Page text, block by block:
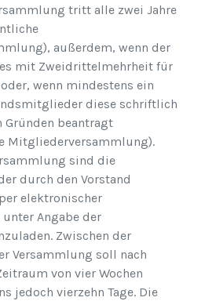
tritt alle zwei Jahre
außerdem, wenn der
mit Zweidrittelmehrheit für
wenn mindestens ein
diese schriftlich
Gründen beantragt
Mitgliederversammlung).
sind die
durch den Vorstand
elektronischer
Angabe der
Zwischen der
Versammlung soll nach
von vier Wochen
jedoch vierzehn Tage. Die